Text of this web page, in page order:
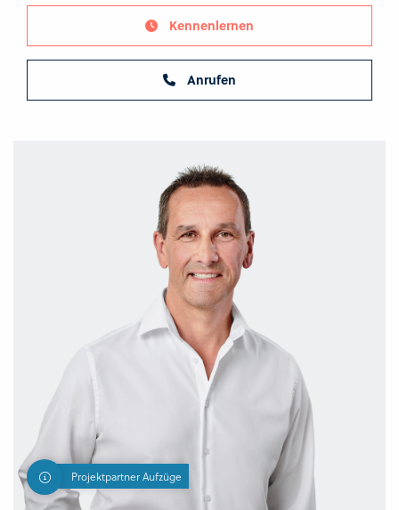
Kennenlernen
Anrufen
Projektpartner Aufzüge